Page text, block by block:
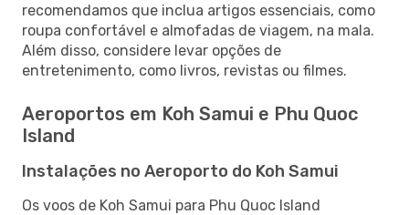
recomendamos que inclua artigos essenciais, como
roupa confortável e almofadas de viagem, na mala.
Além disso, considere levar opções de
entretenimento, como livros, revistas ou filmes.
Aeroportos em Koh Samui e Phu Quoc
Island
Instalações no Aeroporto do Koh Samui
Os voos de Koh Samui para Phu Quoc Island